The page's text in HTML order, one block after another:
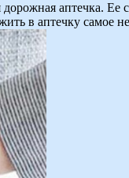
аптечка.
в аптечку самое